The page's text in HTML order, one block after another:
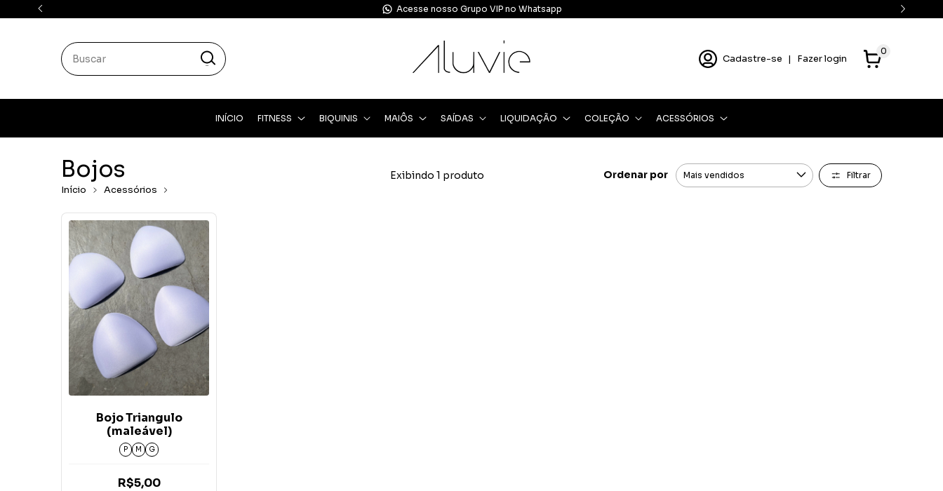
Acesse nosso Grupo VIP no Whatsapp
Cadastre-se | Fazer login
0
INÍCIO FITNESS BIQUINIS MAIÔS SAÍDAS LIQUIDAÇÃO COLEÇÃO ACESSÓRIOS
Bojos
Início Acessórios
Exibindo 1 produto Ordenar por Filtrar
Bojo Triangulo
(maleável)
P M G
R$5,00